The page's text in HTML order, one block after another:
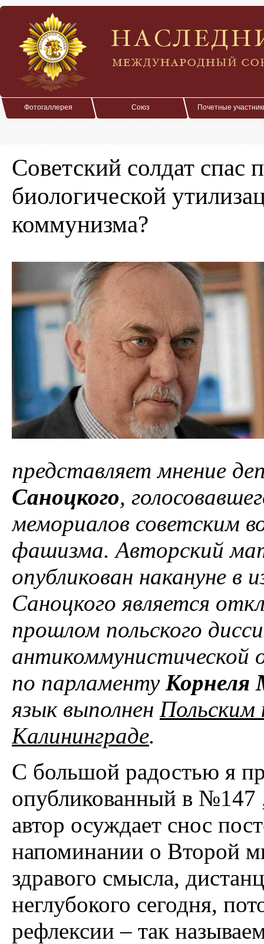
Фотогаллерея Союз Почетные
Советский солдат спас
биологической
коммунизма?
представляет мнение
Саноцкого,
мемориалов советским
фашизма. Авторский
опубликован накануне в
Саноцкого является
прошлом польского
антикоммунистической
по парламенту Корнеля
язык выполнен Польским
Калининграде.
C большой радостью я
опубликованный в №147
автор осуждает снос
напоминании о Второй
здравого смысла,
неглубокого сегодня,
рефлексии – так